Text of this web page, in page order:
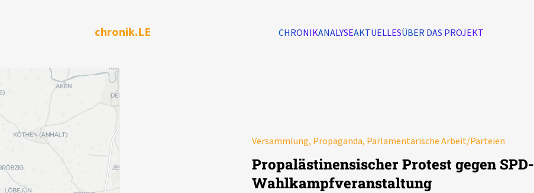
chronik.LE CHRONIKANALYSEAKTUELLESÜBER DAS PROJEKT
Versammlung, Propaganda, Parlamentarische Arbeit/Parteien
Propalästinensischer Protest gegen SPD-
Wahlkampfveranstaltung
Ereignisse